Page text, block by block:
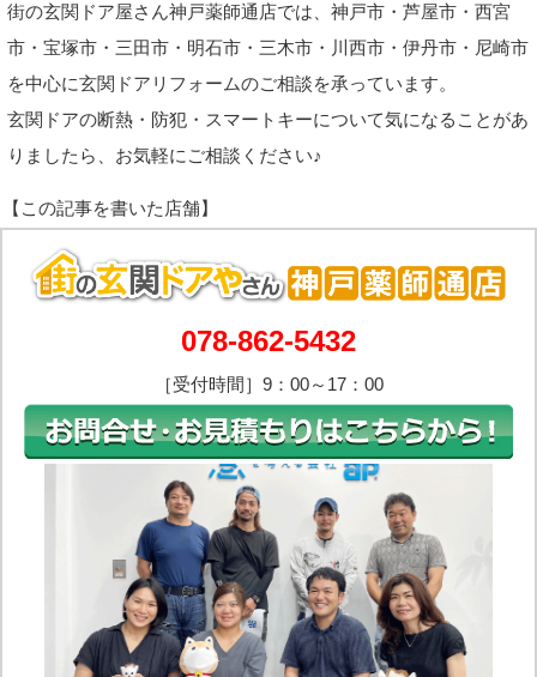
街の玄関ドア屋さん神戸薬師通店では、神戸市・芦屋市・西宮
市・宝塚市・三田市・明石市・三木市・川西市・伊丹市・尼崎市
を中心に玄関ドアリフォームのご相談を承っています。
玄関ドアの断熱・防犯・スマートキーについて気になることがあ
りましたら、お気軽にご相談ください♪
078-862-5432
［受付時間］9：00～17：00